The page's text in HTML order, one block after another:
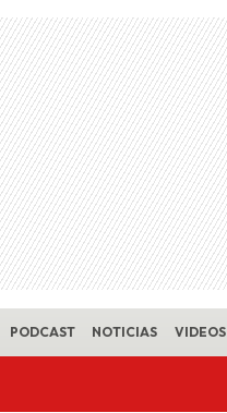
PODCAST NOTICIAS VIDEOS